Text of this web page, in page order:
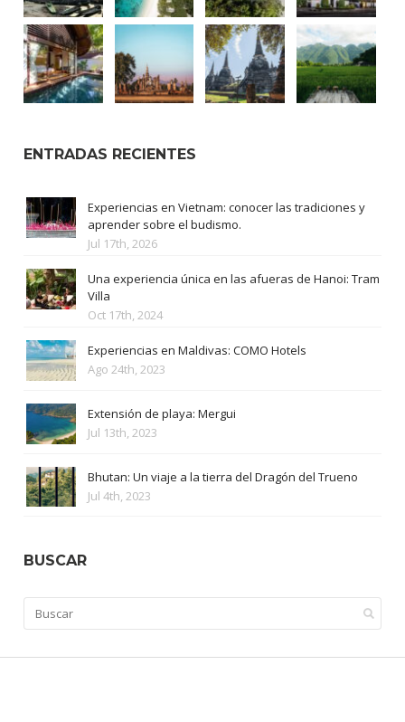
ENTRADAS RECIENTES
Experiencias en Vietnam: conocer las tradiciones y
aprender sobre el budismo.
Jul 17th, 2026
Una experiencia única en las afueras de Hanoi: Tram
Villa
Oct 17th, 2024
Experiencias en Maldivas: COMO Hotels
Ago 24th, 2023
Extensión de playa: Mergui
Jul 13th, 2023
Bhutan: Un viaje a la tierra del Dragón del Trueno
Jul 4th, 2023
BUSCAR